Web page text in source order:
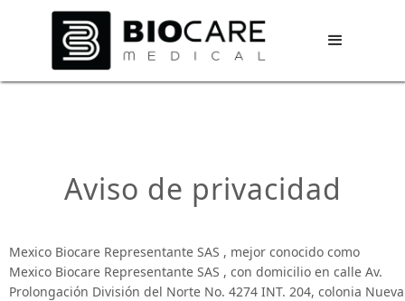
Aviso de privacidad
Mexico Biocare Representante SAS , mejor conocido como
Mexico Biocare Representante SAS , con domicilio en calle Av.
Prolongación División del Norte No. 4274 INT. 204, colonia Nueva